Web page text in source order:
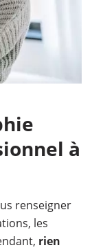
à
renseigner
les
rien